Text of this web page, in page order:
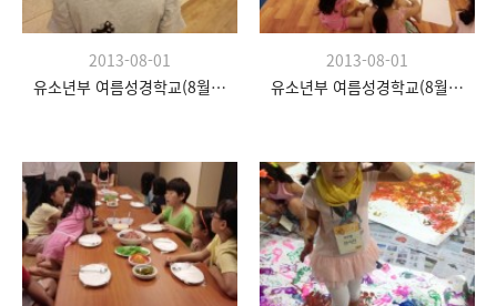
2013-08-01
유소년부 여름성경학교(8월 20일)
2013-08-01
유소년부 여름성경학교(8월 20일)